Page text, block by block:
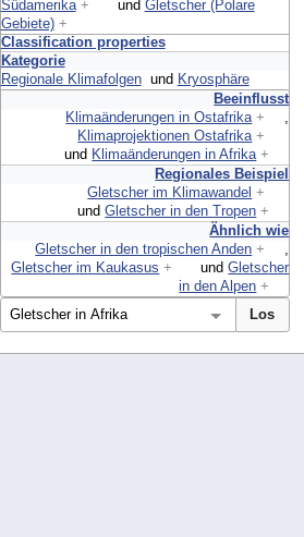
Südamerika + und Gletscher (Polare
Gebiete) +
Classification properties
Kategorie
Regionale Klimafolgenund Kryosphäre
Beeinflusst
Klimaänderungen in Ostafrika +
Klimaprojektionen Ostafrika +
und Klimaänderungen in Afrika +
Regionales Beispiel
Gletscher im Klimawandel +
undGletscher in den Tropen +
Ähnlich wie
Gletscher in den tropischen Anden +
Gletscher im Kaukasus + undGletscher
in den Alpen +